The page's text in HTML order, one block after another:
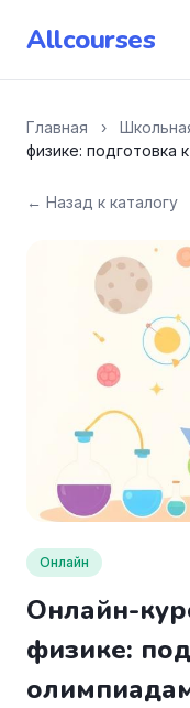
Allcourses
Главная ›
физике: подготовка
← Назад к каталогу
Онлайн
Онлайн-
физике: